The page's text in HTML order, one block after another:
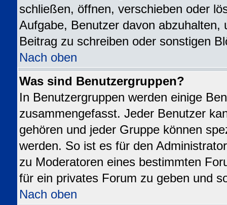
schließen, öffnen, verschieben oder
Aufgabe, Benutzer davon abzuhalten,
Beitrag zu schreiben oder sonstigen
Nach oben
Was sind Benutzergruppen?
In Benutzergruppen werden einige
zusammengefasst. Jeder Benutzer
gehören und jeder Gruppe können
werden. So ist es für den
zu Moderatoren eines bestimmten
für ein privates Forum zu geben und
Nach oben